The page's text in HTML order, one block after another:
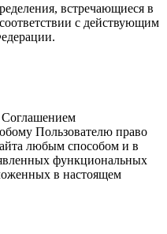
встречающиеся в
с действующим
Соглашением
Пользователю право
любым способом и в
функциональных
в настоящем